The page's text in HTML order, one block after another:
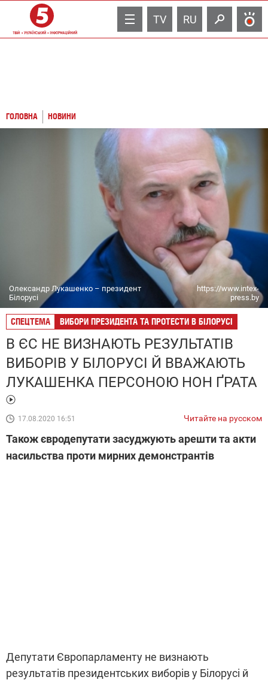
TV RU
ГОЛОВНА НОВИНИ
Олександр Лукашенко – президент
Білорусі
https://www.intex-
press.by
СПЕЦТЕМА ВИБОРИ ПРЕЗИДЕНТА ТА ПРОТЕСТИ В БІЛОРУСІ
В ЄС НЕ ВИЗНАЮТЬ РЕЗУЛЬТАТІВ
ВИБОРІВ У БІЛОРУСІ Й ВВАЖАЮТЬ
ЛУКАШЕНКА ПЕРСОНОЮ НОН ҐРАТА
17.08.2020 16:51 Читайте на русском
Також євродепутати засуджують арешти та акти
насильства проти мирних демонстрантів
Депутати Європарламенту не визнають
результатів президентських виборів у Білорусі й